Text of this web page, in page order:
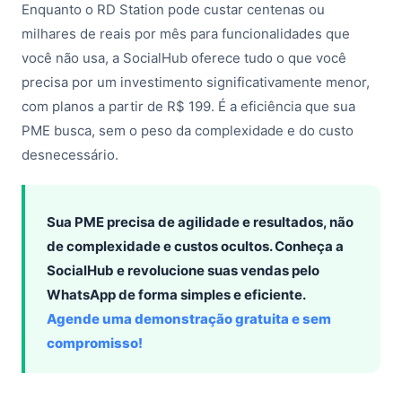
Enquanto o RD Station pode custar centenas ou
milhares de reais por mês para funcionalidades que
você não usa, a SocialHub oferece tudo o que você
precisa por um investimento significativamente menor,
com planos a partir de R$ 199. É a eficiência que sua
PME busca, sem o peso da complexidade e do custo
desnecessário.
Sua PME precisa de agilidade e resultados, não
de complexidade e custos ocultos. Conheça a
SocialHub e revolucione suas vendas pelo
WhatsApp de forma simples e eficiente.
Agende uma demonstração gratuita e sem
compromisso!